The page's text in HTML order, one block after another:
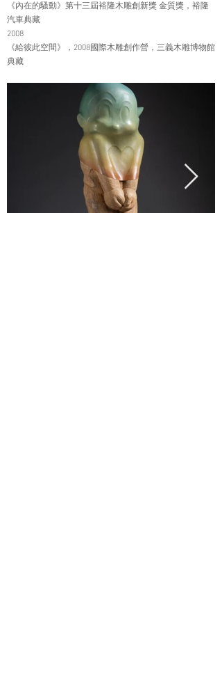
《內在的騷動》第十三屆裕隆木雕創新獎 金質獎，裕隆
汽車典藏
2008
《給彼此空間》，2008國際木雕創作營，三義木雕博物館
典藏